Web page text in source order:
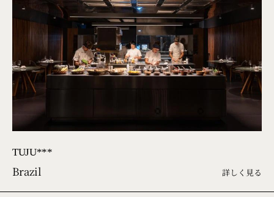
TUJU***
Brazil 詳しく見る